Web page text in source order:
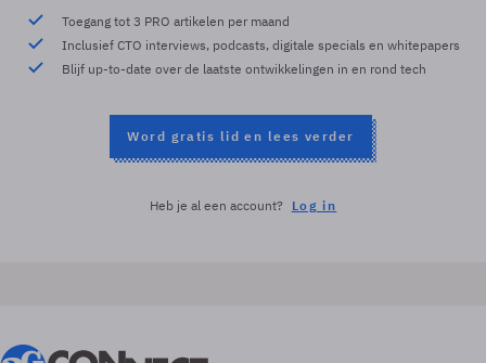
Toegang tot 3 PRO artikelen per maand
Inclusief CTO interviews, podcasts, digitale specials en whitepapers
Blijf up-to-date over de laatste ontwikkelingen in en rond tech
Word gratis lid en lees verder
Heb je al een account? Log in